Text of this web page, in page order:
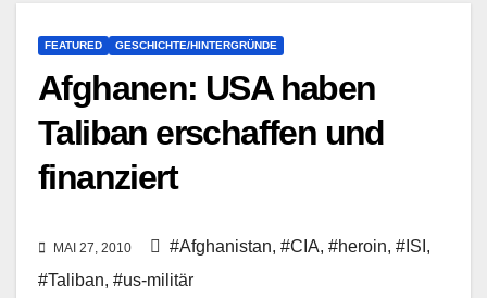
FEATURED GESCHICHTE/HINTERGRÜNDE
Afghanen: USA haben
Taliban erschaffen und
finanziert
MAI 27, 2010 #Afghanistan, #CIA, #heroin, #ISI ,
#Taliban, #us-militär